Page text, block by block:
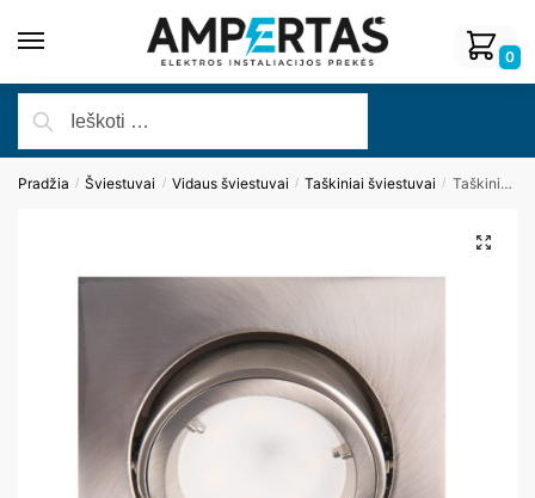
0
Pradžia / Šviestuvai / Vidaus šviestuvai / Taškiniai šviestuvai / Taškinis šviestuvas FINE H0041
🔍